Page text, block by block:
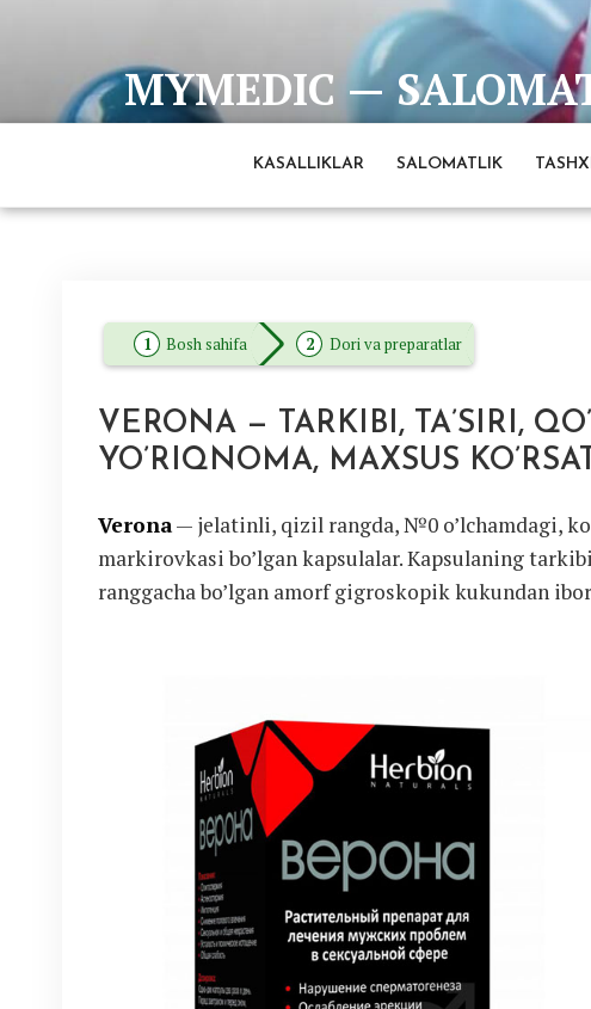
MYMEDIC —
Barcha eng ishonchli va to'liq ma'lumotlar manbai
KASALLIKLAR SALOMATLIK
Bosh sahifa Dori va preparatlar
VERONA — TARKIBI, TA’SIRI,
YO’RIQNOMA, MAXSUS
Verona— jelatinli, qizil rangda, №0 o’lchamdagi,
markirovkasi bo’lgan kapsulalar. Kapsulaning
ranggacha bo’lgan amorf gigroskopik kukundan